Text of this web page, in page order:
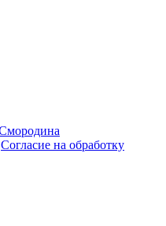
Согласие на обработку